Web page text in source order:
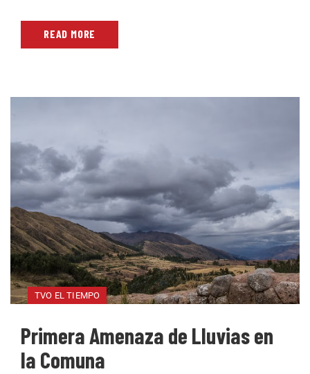
READ MORE
TVO EL TIEMPO
Primera Amenaza de Lluvias en
la Comuna